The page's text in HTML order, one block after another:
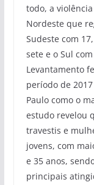
todo, a
Nordeste que
Sudeste com
sete e o Sul
Levantamento
período de
Paulo como o
estudo revelou
travestis e
jovens, com
e 35 anos,
principais